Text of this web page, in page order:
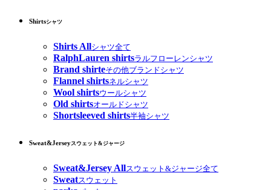
Shirtsシャツ
Shirts Allシャツ全て
RalphLauren shirtsラルフローレンシャツ
Brand shirteその他ブランドシャツ
Flannel shirtsネルシャツ
Wool shirtsウールシャツ
Old shirtsオールドシャツ
Shortsleeved shirts半袖シャツ
Sweat&Jerseyスウェット&ジャージ
Sweat&Jersey Allスウェット&ジャージ全て
Sweatスウェット